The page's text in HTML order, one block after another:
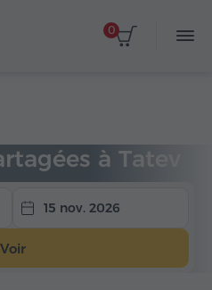
0
à Tatev
15 nov. 2026
Voir